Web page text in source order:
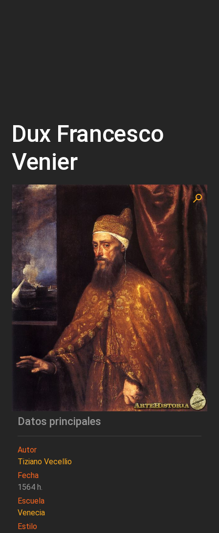
Dux Francesco
Venier
Datos principales
Autor
Tiziano Vecellio
Fecha
1564 h.
Escuela
Venecia
Estilo